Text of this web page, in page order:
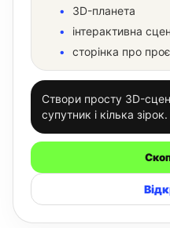
3D-планета
інтерактивна
сторінка про
Створи просту 3D-
супутник і кілька